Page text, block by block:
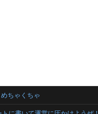
ちゃくちゃ